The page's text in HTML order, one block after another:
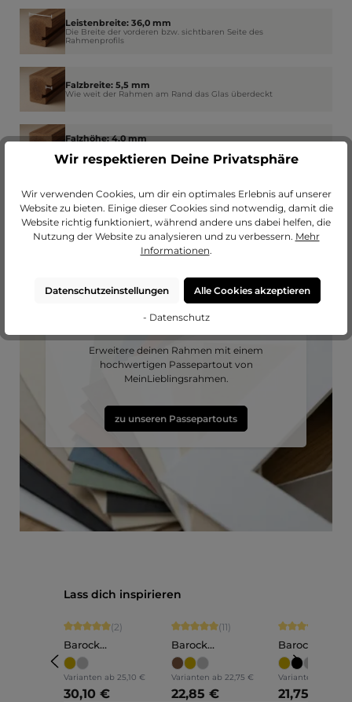
Leistenbreite: 36,0 mm
Die Breite der vorderen bzw. sichtbaren Seite des
Rahmenprofils
Falzbreite: 5,5 mm
Wie weit der Rahmen am Rand das Glas überdeckt
Falzhöhe: 4,0 mm
Rückwand
Passendes Passepartout?
Erweitere deinen Rahmen mit einem
hochwertigen Passepartout von
MeinLieblingsrahmen.
zu unseren Passepartouts
Produktgalerie überspringen
Lass dich inspirieren
Durchschnittliche Bewertung von 5 von 5 Sternen
(2)
Barock
Bilderrahmen Holz
Anna
Varianten ab 25,10 €
30,10 €
Durchschnittliche Bewertung von 5
(11)
Barock
Bilderrahmen Holz
Olivia
Varianten ab 22,75 €
22,85 €
Barock
Lilly
Varianten ab
21,75 €
Wir respektieren Deine Privatsphäre
Wir verwenden Cookies, um dir ein optimales Erlebnis auf unserer
Website zu bieten. Einige dieser Cookies sind notwendig, damit die
Website richtig funktioniert, während andere uns dabei helfen, die
Nutzung der Website zu analysieren und zu verbessern. Mehr
Informationen.
Datenschutzeinstellungen Alle Cookies akzeptieren
- Datenschutz